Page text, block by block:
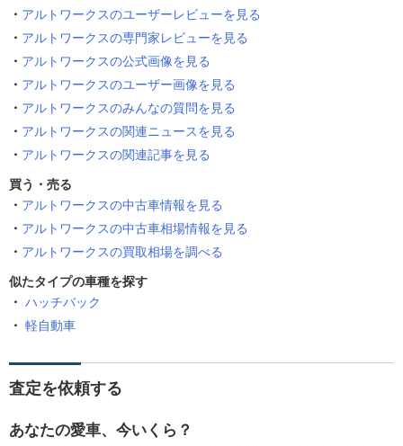
アルトワークスのユーザーレビューを見る
アルトワークスの専門家レビューを見る
アルトワークスの公式画像を見る
アルトワークスのユーザー画像を見る
アルトワークスのみんなの質問を見る
アルトワークスの関連ニュースを見る
アルトワークスの関連記事を見る
買う・売る
アルトワークスの中古車情報を見る
アルトワークスの中古車相場情報を見る
アルトワークスの買取相場を調べる
似たタイプの車種を探す
ハッチバック
軽自動車
査定を依頼する
あなたの愛車、今いくら？